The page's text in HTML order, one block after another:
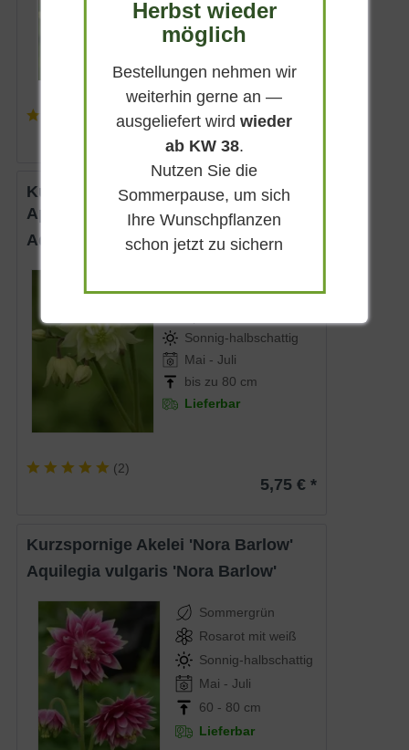
bis zu 45 cm
Lieferbar
(4)
4,90 € *
Kurzspornige Akelei 'Green
Apples'
Aquilegia vulgaris 'Green Apples'
Sonnig-halbschattig
Mai - Juli
bis zu 80 cm
Lieferbar
(2)
5,75 € *
Kurzspornige Akelei 'Nora Barlow'
Aquilegia vulgaris 'Nora Barlow'
Sommergrün
Rosarot mit weiß
Sonnig-halbschattig
Mai - Juli
60 - 80 cm
Lieferbar
Herbst wieder
möglich
Bestellungen nehmen wir
weiterhin gerne an —
ausgeliefert wirdwieder
ab KW 38.
Nutzen Sie die
Sommerpause, um sich
Ihre Wunschpflanzen
schon jetzt zu sichern